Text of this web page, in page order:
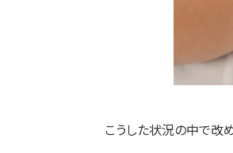
こうした状況の中で改